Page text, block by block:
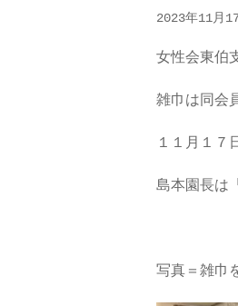
2023年11月
女性会東伯
雑巾は同会
１１月１７
島本園長は
写真＝雑巾